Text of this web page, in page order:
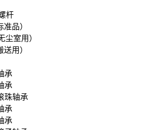
杆
准品）
尘室用）
送用）
承
承
珠轴承
承
承